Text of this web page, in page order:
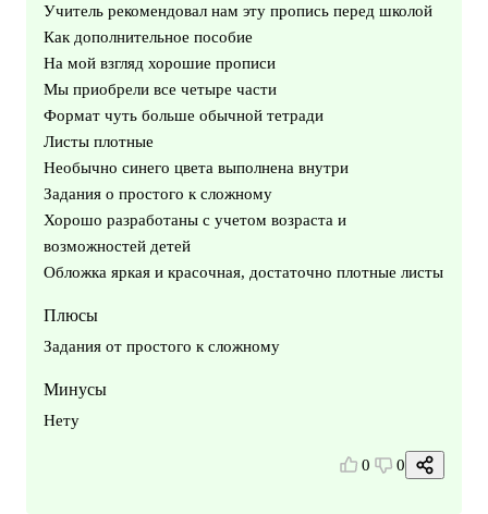
Учитель рекомендовал нам эту пропись перед школой
Как дополнительное пособие
На мой взгляд хорошие прописи
Мы приобрели все четыре части
Формат чуть больше обычной тетради
Листы плотные
Необычно синего цвета выполнена внутри
Задания о простого к сложному
Хорошо разработаны с учетом возраста и
возможностей детей
Обложка яркая и красочная, достаточно плотные листы
Плюсы
Задания от простого к сложному
Минусы
Нету
0 0